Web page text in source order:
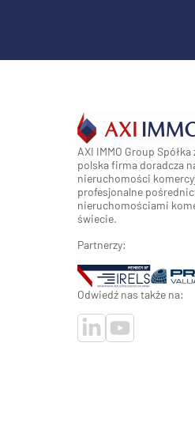
AXI IMMO Group
polska firma doradcza
nieruchomości
profesjonalne
nieruchomościami
świecie.
Partnerzy:
Odwiedź nas także na: